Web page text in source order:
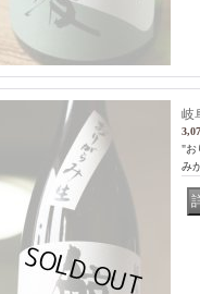
岐
"お
み